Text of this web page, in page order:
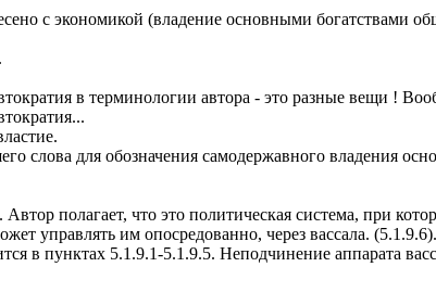
с экономикой (владение основными богатствами
в терминологии автора - это разные вещи !
слова для обозначения самодержавного владения
полагает, что это политическая система, при
управлять им опосредованно, через вассала. (5.1.9.6).
в пунктах 5.1.9.1-5.1.9.5. Неподчинение аппарата